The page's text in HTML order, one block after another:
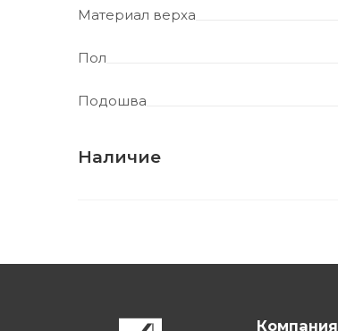
Материал верха
Пол
Подошва
Наличие
Компания